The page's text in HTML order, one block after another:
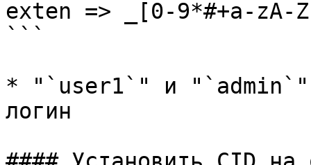
exten => _[0-9*#+a-
```
* "`user1`" и "`admin`"
логин